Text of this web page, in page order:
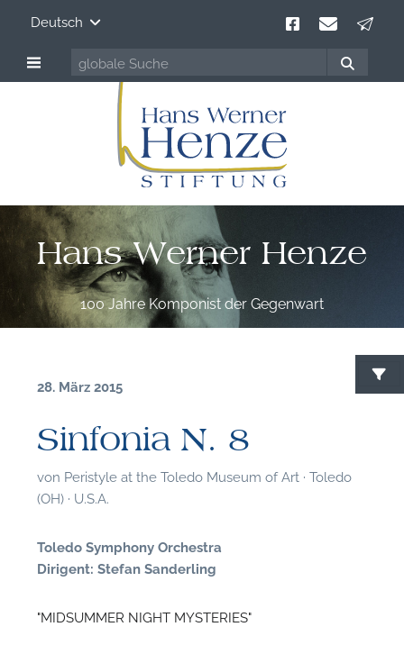
Deutsch
Hans Werner Henze
100 Jahre Komponist der Gegenwart
28. März 2015
Sinfonia N. 8
von Peristyle at the Toledo Museum of Art · Toledo
(OH) · U.S.A.
Toledo Symphony Orchestra
Dirigent: Stefan Sanderling
"MIDSUMMER NIGHT MYSTERIES"